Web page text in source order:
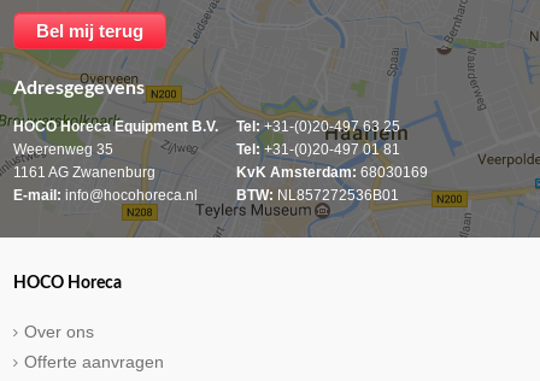
Adresgegevens
HOCO Horeca Equipment B.V.
Weerenweg 35
1161 AG Zwanenburg
E-mail: info@hocohoreca.nl
Tel:+31-(0)20-497 63 25
Tel:+31-(0)20-497 01 81
KvK Amsterdam: 68030169
BTW: NL857272536B01
HOCO Horeca
Over ons
Offerte aanvragen